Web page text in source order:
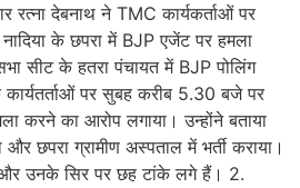
रत्ना देबनाथ ने TMC कार्यकर्ताओं पर
के छपरा में BJP एजेंट पर हमला
सीट के हतरा पंचायत में BJP पोलिंग
पर सुबह करीब 5.30 बजे पर
करने का आरोप लगाया। उन्होंने बताया
छपरा ग्रामीण अस्पताल में भर्ती कराया।
उनके सिर पर छह टांके लगे हैं। 2.